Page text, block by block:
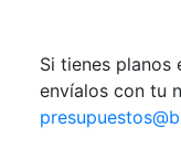
Si tienes
envíalos con tu